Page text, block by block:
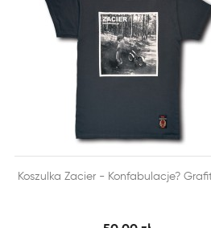
DODAJ DO KOSZYKA SZYBKI
Koszulka Zacier - Konfabulacje?